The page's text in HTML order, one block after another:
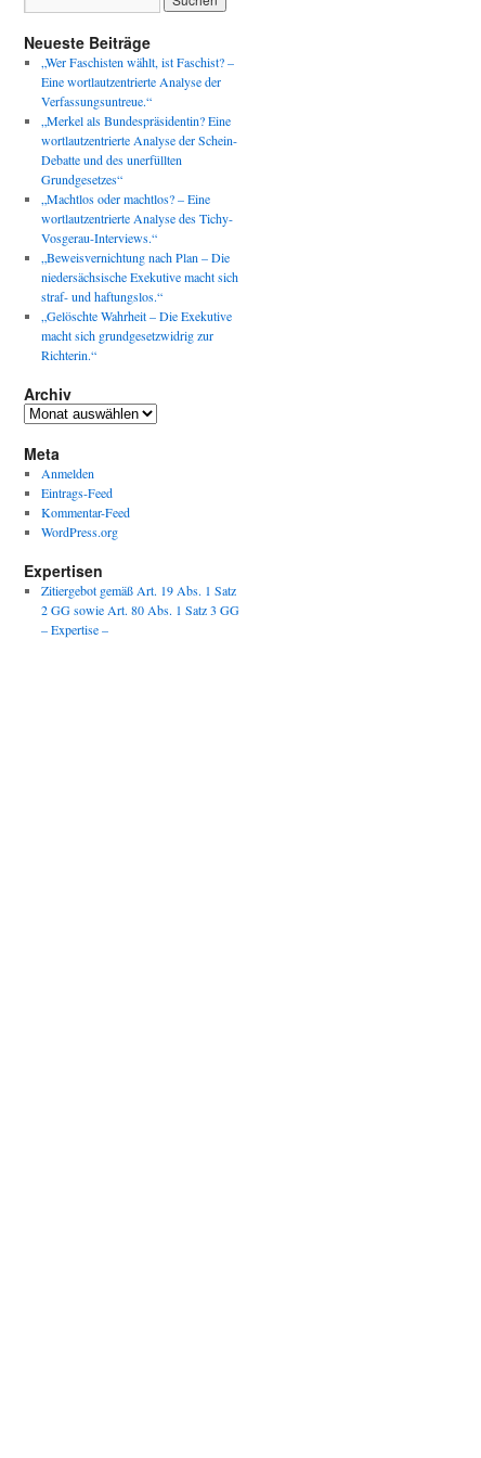
Neueste Beiträge
„Wer Faschisten wählt, ist Faschist? –
Eine wortlautzentrierte Analyse der
Verfassungsuntreue.“
„Merkel als Bundespräsidentin? Eine
wortlautzentrierte Analyse der Schein-
Debatte und des unerfüllten
Grundgesetzes“
„Machtlos oder machtlos? – Eine
wortlautzentrierte Analyse des Tichy-
Vosgerau-Interviews.“
„Beweisvernichtung nach Plan – Die
niedersächsische Exekutive macht sich
straf- und haftungslos.“
„Gelöschte Wahrheit – Die Exekutive
macht sich grundgesetzwidrig zur
Richterin.“
Archiv
Archiv
Meta
Anmelden
Eintrags-Feed
Kommentar-Feed
WordPress.org
Expertisen
Zitiergebot gemäß Art. 19 Abs. 1 Satz
2 GG sowie Art. 80 Abs. 1 Satz 3 GG
– Expertise –